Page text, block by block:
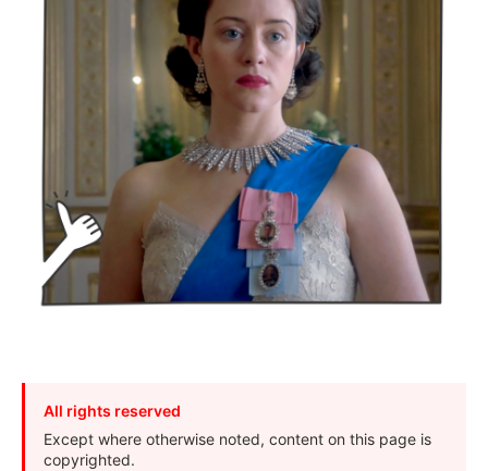
All rights reserved
Except where otherwise noted, content on this page is
copyrighted.